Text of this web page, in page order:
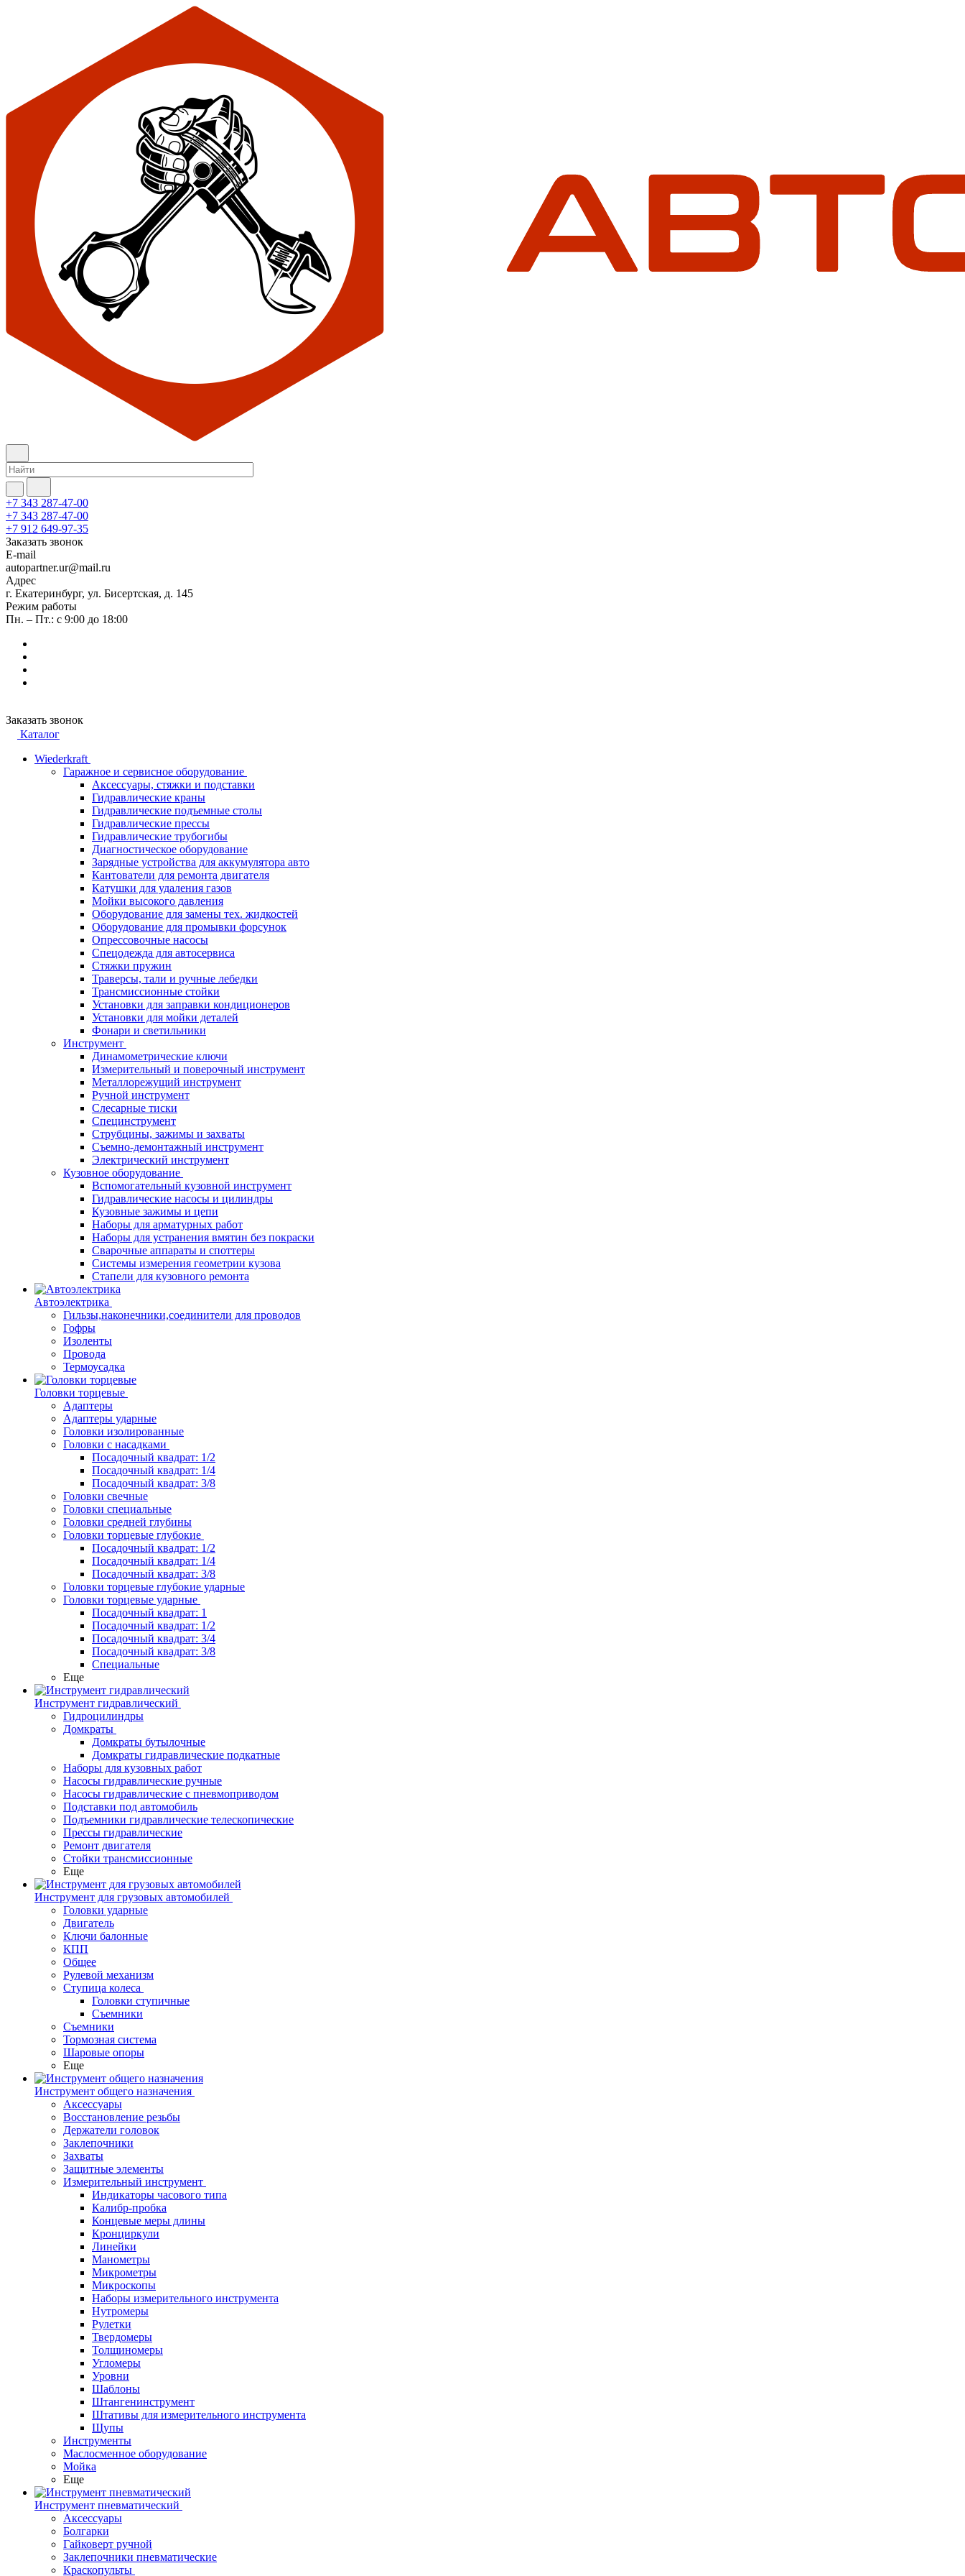
+7 343 287-47-00
+7 343 287-47-00
+7 912 649-97-35
Заказать звонок
E-mail
autopartner.ur@mail.ru
Адрес
г. Екатеринбург, ул. Бисертская, д. 145
Режим работы
Пн. – Пт.: с 9:00 до 18:00
Заказать звонок
Каталог
Wiederkraft
Гаражное и сервисное оборудование
Аксессуары, стяжки и подставки
Гидравлические краны
Гидравлические подъемные столы
Гидравлические прессы
Гидравлические трубогибы
Диагностическое оборудование
Зарядные устройства для аккумулятора авто
Кантователи для ремонта двигателя
Катушки для удаления газов
Мойки высокого давления
Оборудование для замены тех. жидкостей
Оборудование для промывки форсунок
Опрессовочные насосы
Спецодежда для автосервиса
Стяжки пружин
Траверсы, тали и ручные лебедки
Трансмиссионные стойки
Установки для заправки кондиционеров
Установки для мойки деталей
Фонари и светильники
Инструмент
Динамометрические ключи
Измерительный и поверочный инструмент
Металлорежущий инструмент
Ручной инструмент
Слесарные тиски
Специнструмент
Струбцины, зажимы и захваты
Съемно-демонтажный инструмент
Электрический инструмент
Кузовное оборудование
Вспомогательный кузовной инструмент
Гидравлические насосы и цилиндры
Кузовные зажимы и цепи
Наборы для арматурных работ
Наборы для устранения вмятин без покраски
Сварочные аппараты и споттеры
Системы измерения геометрии кузова
Стапели для кузовного ремонта
Автоэлектрика
Гильзы,наконечники,соединители для проводов
Гофры
Изоленты
Провода
Термоусадка
Головки торцевые
Адаптеры
Адаптеры ударные
Головки изолированные
Головки с насадками
Посадочный квадрат: 1/2
Посадочный квадрат: 1/4
Посадочный квадрат: 3/8
Головки свечные
Головки специальные
Головки средней глубины
Головки торцевые глубокие
Посадочный квадрат: 1/2
Посадочный квадрат: 1/4
Посадочный квадрат: 3/8
Головки торцевые глубокие ударные
Головки торцевые ударные
Посадочный квадрат: 1
Посадочный квадрат: 1/2
Посадочный квадрат: 3/4
Посадочный квадрат: 3/8
Специальные
Еще
Инструмент гидравлический
Гидроцилиндры
Домкраты
Домкраты бутылочные
Домкраты гидравлические подкатные
Наборы для кузовных работ
Насосы гидравлические ручные
Насосы гидравлические с пневмоприводом
Подставки под автомобиль
Подъемники гидравлические телескопические
Прессы гидравлические
Ремонт двигателя
Стойки трансмиссионные
Еще
Инструмент для грузовых автомобилей
Головки ударные
Двигатель
Ключи балонные
КПП
Общее
Рулевой механизм
Ступица колеса
Головки ступичные
Съемники
Съемники
Тормозная система
Шаровые опоры
Еще
Инструмент общего назначения
Аксессуары
Восстановление резьбы
Держатели головок
Заклепочники
Захваты
Защитные элементы
Измерительный инструмент
Индикаторы часового типа
Калибр-пробка
Концевые меры длины
Кронциркули
Линейки
Манометры
Микрометры
Микроскопы
Наборы измерительного инструмента
Нутромеры
Рулетки
Твердомеры
Толщиномеры
Угломеры
Уровни
Шаблоны
Штангенинструмент
Штативы для измерительного инструмента
Щупы
Инструменты
Маслосменное оборудование
Мойка
Еще
Инструмент пневматический
Аксессуары
Болгарки
Гайковерт ручной
Заклепочники пневматические
Краскопульты